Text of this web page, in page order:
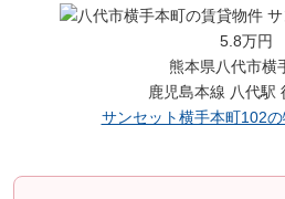
5.8万円
熊本県八代市横
鹿児島本線 八代駅
サンセット横手本町102